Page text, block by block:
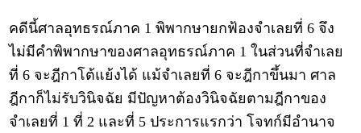
คดีนี้ศาลอุทธรณ์ภาค 1 พิพากษายกฟ้องจำเลยที่ 6 จึง
ไม่มีคำพิพากษาของศาลอุทธรณ์ภาค 1 ในส่วนที่จำเลย
ที่ 6 จะฎีกาโต้แย้งได้ แม้จำเลยที่ 6 จะฎีกาขึ้นมา ศาล
ฎีกาก็ไม่รับวินิจฉัย มีปัญหาต้องวินิจฉัยตามฎีกาของ
จำเลยที่ 1 ที่ 2 และที่ 5 ประการแรกว่า โจทก์มีอำนาจ